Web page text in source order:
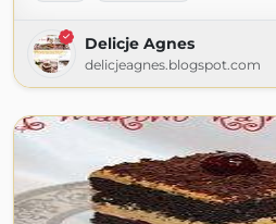
Delicje Agnes
delicjeagnes.blogspot.com